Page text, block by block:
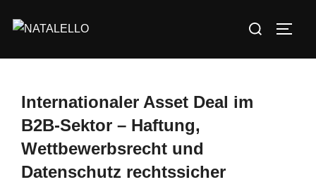
Internationaler Asset Deal im
B2B-Sektor – Haftung,
Wettbewerbsrecht und
Datenschutz rechtssicher